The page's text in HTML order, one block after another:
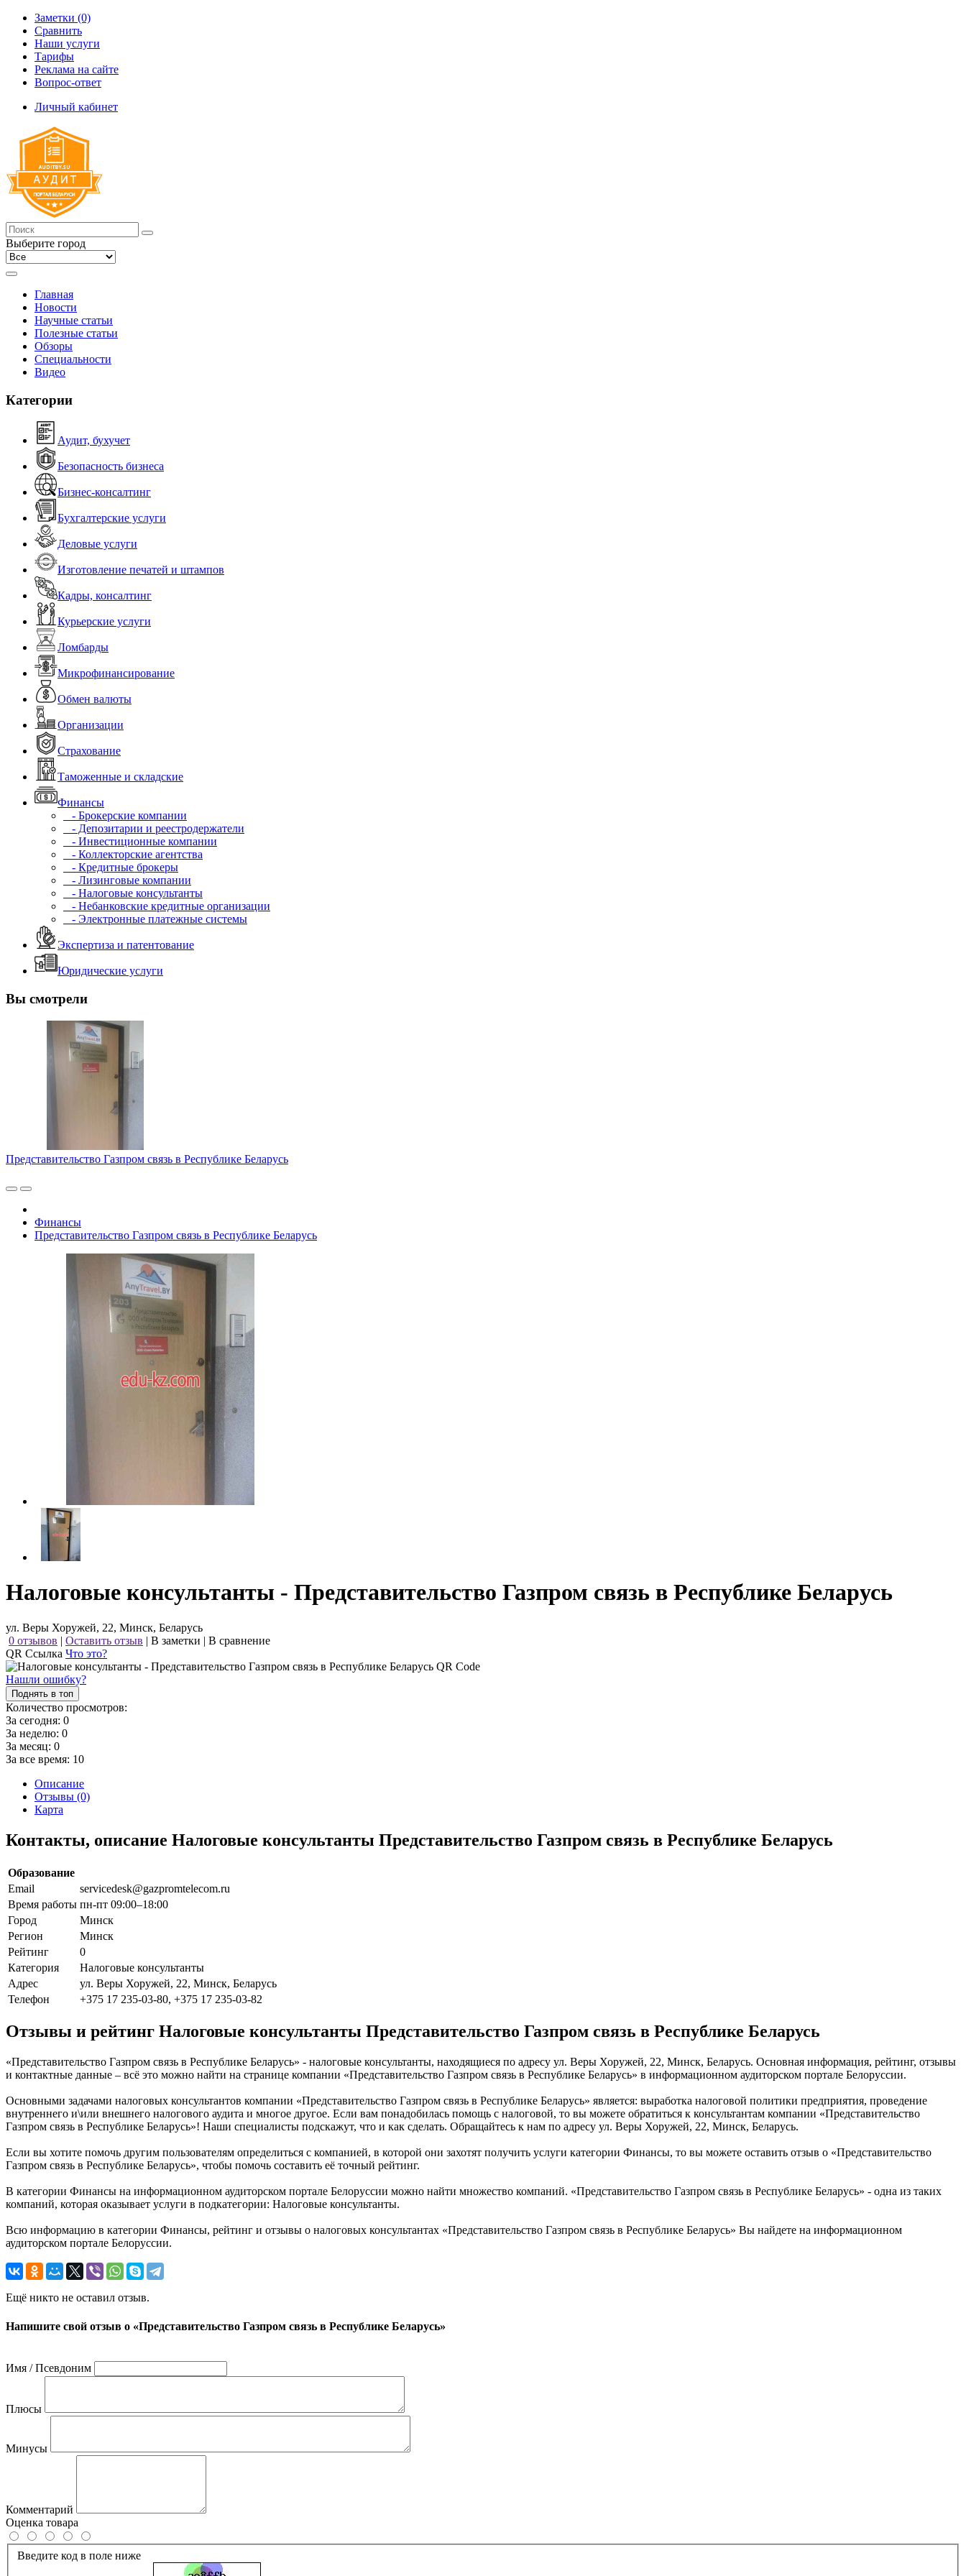
Заметки (0)
Сравнить
Наши услуги
Тарифы
Реклама на сайте
Вопрос-ответ
Личный кабинет
Выберите город
Главная
Новости
Научные статьи
Полезные статьи
Обзоры
Специальности
Видео
Категории
Аудит, бухучет
Безопасность бизнеса
Бизнес-консалтинг
Бухгалтерские услуги
Деловые услуги
Изготовление печатей и штампов
Кадры, консалтинг
Курьерские услуги
Ломбарды
Микрофинансирование
Обмен валюты
Организации
Страхование
Таможенные и складские
Финансы
- Брокерские компании
- Депозитарии и реестродержатели
- Инвестиционные компании
- Коллекторские агентства
- Кредитные брокеры
- Лизинговые компании
- Налоговые консультанты
- Небанковские кредитные организации
- Электронные платежные системы
Экспертиза и патентование
Юридические услуги
Вы смотрели
Представительство Газпром связь в Республике Беларусь
Финансы
Представительство Газпром связь в Республике Беларусь
Налоговые консультанты - Представительство Газпром связь в Республике Беларусь
ул. Веры Хоружей, 22, Минск, Беларусь
0 отзывов | Оставить отзыв | В заметки | В сравнение
QR Ссылка Что это?
Нашли ошибку?
Поднять в топ
Количество просмотров:
За сегодня: 0
За неделю: 0
За месяц: 0
За все время: 10
Описание
Отзывы (0)
Карта
Контакты, описание Налоговые консультанты Представительство Газпром связь в Республике Беларусь
Образование
Email
servicedesk@gazpromtelecom.ru
Время работы пн-пт 09:00–18:00
Город
Минск
Регион
Минск
Рейтинг
0
Категория
Налоговые консультанты
Адрес
ул. Веры Хоружей, 22, Минск, Беларусь
Телефон
+375 17 235-03-80, +375 17 235-03-82
Отзывы и рейтинг Налоговые консультанты Представительство Газпром связь в Республике Беларусь
«Представительство Газпром связь в Республике Беларусь» - налоговые консультанты, находящиеся по адресу ул. Веры Хоружей, 22, Минск, Беларусь. Основная информация, рейтинг, отзывы
и контактные данные – всё это можно найти на странице компании «Представительство Газпром связь в Республике Беларусь» в информационном аудиторском портале Белоруссии.
Основными задачами налоговых консультантов компании «Представительство Газпром связь в Республике Беларусь» является: выработка налоговой политики предприятия, проведение
внутреннего и\или внешнего налогового аудита и многое другое. Если вам понадобилась помощь с налоговой, то вы можете обратиться к консультантам компании «Представительство
Газпром связь в Республике Беларусь»! Наши специалисты подскажут, что и как сделать. Обращайтесь к нам по адресу ул. Веры Хоружей, 22, Минск, Беларусь.
Если вы хотите помочь другим пользователям определиться с компанией, в которой они захотят получить услуги категории Финансы, то вы можете оставить отзыв о «Представительство
Газпром связь в Республике Беларусь», чтобы помочь составить её точный рейтинг.
В категории Финансы на информационном аудиторском портале Белоруссии можно найти множество компаний. «Представительство Газпром связь в Республике Беларусь» - одна из таких
компаний, которая оказывает услуги в подкатегории: Налоговые консультанты.
Всю информацию в категории Финансы, рейтинг и отзывы о налоговых консультантах «Представительство Газпром связь в Республике Беларусь» Вы найдете на информационном
аудиторском портале Белоруссии.
Ещё никто не оставил отзыв.
Напишите свой отзыв о «Представительство Газпром связь в Республике Беларусь»
Имя / Псевдоним
Плюсы
Минусы
Комментарий
Оценка товара
Введите код в поле ниже